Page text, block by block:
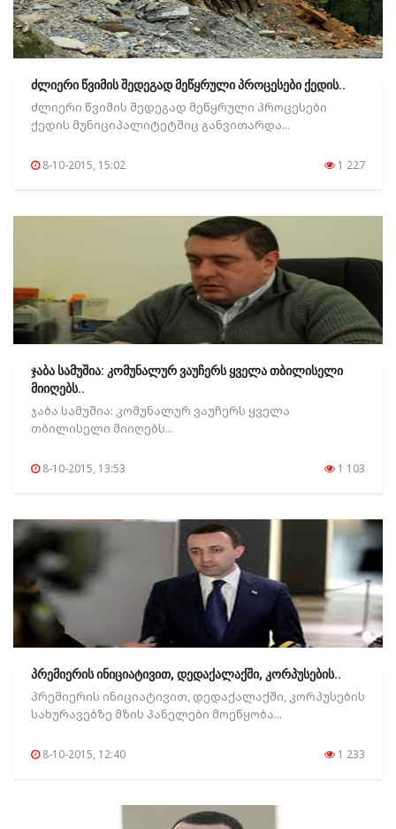
ძლიერი წვიმის შედეგად მეწყრული პროცესები ქედის..
ძლიერი წვიმის შედეგად მეწყრული პროცესები
ქედის მუნიციპალიტეტშიც განვითარდა...
8-10-2015, 15:02 1 227
ჯაბა სამუშია: კომუნალურ ვაუჩერს ყველა თბილისელი
მიიღებს..
ჯაბა სამუშია: კომუნალურ ვაუჩერს ყველა
თბილისელი მიიღებს...
8-10-2015, 13:53 1 103
პრემიერის ინიციატივით, დედაქალაქში, კორპუსების..
პრემიერის ინიციატივით, დედაქალაქში, კორპუსების
სახურავებზე მზის პანელები მოეწყობა...
8-10-2015, 12:40 1 233